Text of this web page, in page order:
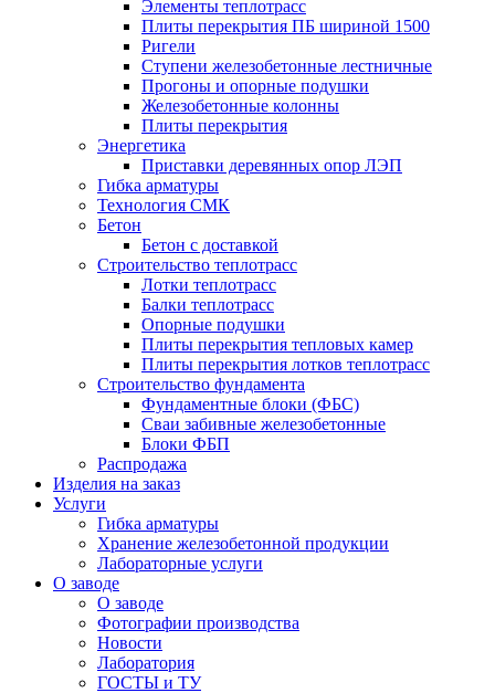
Элементы теплотрасс
Плиты перекрытия ПБ шириной 1500
Ригели
Ступени железобетонные лестничные
Прогоны и опорные подушки
Железобетонные колонны
Плиты перекрытия
Энергетика
Приставки деревянных опор ЛЭП
Гибка арматуры
Технология СМК
Бетон
Бетон с доставкой
Строительство теплотрасс
Лотки теплотрасс
Балки теплотрасс
Опорные подушки
Плиты перекрытия тепловых камер
Плиты перекрытия лотков теплотрасс
Строительство фундамента
Фундаментные блоки (ФБС)
Сваи забивные железобетонные
Блоки ФБП
Распродажа
Изделия на заказ
Услуги
Гибка арматуры
Хранение железобетонной продукции
Лабораторные услуги
О заводе
О заводе
Фотографии производства
Новости
Лаборатория
ГОСТЫ и ТУ